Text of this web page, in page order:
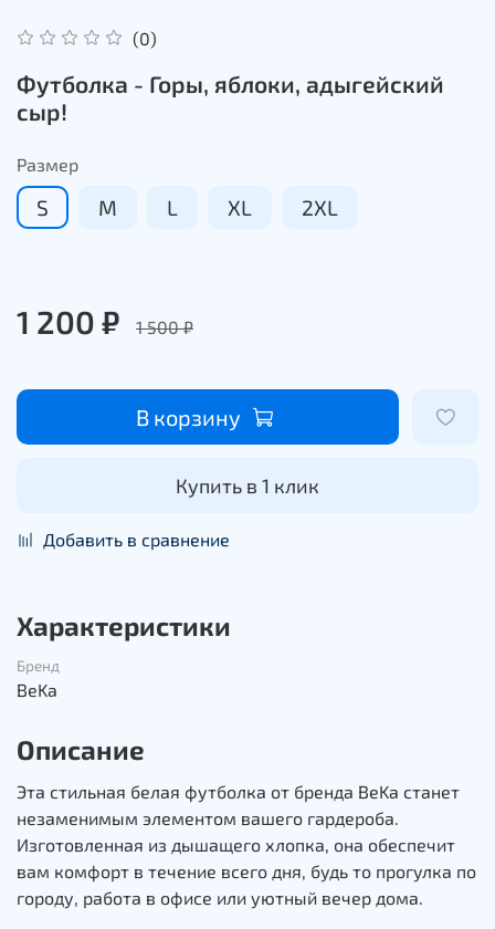
(0)
Футболка - Горы, яблоки, адыгейский
сыр!
Размер
S M L XL 2XL
1 200 ₽ 1 500 ₽
В корзину
Купить в 1 клик
Добавить в сравнение
Характеристики
Бренд
BeKa
Описание
Эта стильная белая футболка от бренда BeKa станет
незаменимым элементом вашего гардероба.
Изготовленная из дышащего хлопка, она обеспечит
вам комфорт в течение всего дня, будь то прогулка по
городу, работа в офисе или уютный вечер дома.